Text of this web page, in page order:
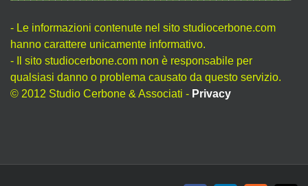
- Le informazioni contenute nel sito studiocerbone.com
hanno carattere unicamente informativo.
- Il sito studiocerbone.com non è responsabile per
qualsiasi danno o problema causato da questo servizio.
© 2012 Studio Cerbone & Associati - Privacy